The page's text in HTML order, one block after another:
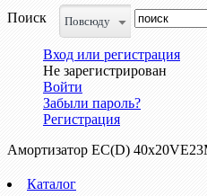
Поиск
Повсюду
Вход или регистрация
Не зарегистрирован
Войти
Забыли пароль?
Регистрация
Амортизатор ЕС(D)
Каталог